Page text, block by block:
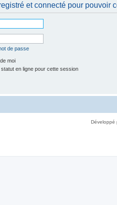
et connecté pour pouvoir
de passe
moi
en ligne pour cette session
Développé